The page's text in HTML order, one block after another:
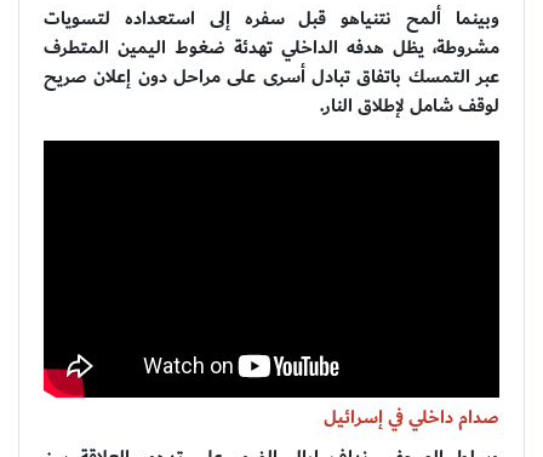
وبينما ألمح نتنياهو قبل سفره إلى استعداده لتسويات
مشروطة، يظل هدفه الداخلي تهدئة ضغوط اليمين المتطرف
عبر التمسك باتفاق تبادل أسرى على مراحل دون إعلان صريح
لوقف شامل لإطلاق النار.
صدام داخلي في إسرائيل